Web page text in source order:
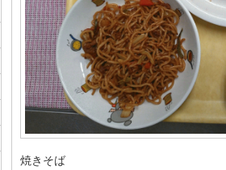
焼きそば